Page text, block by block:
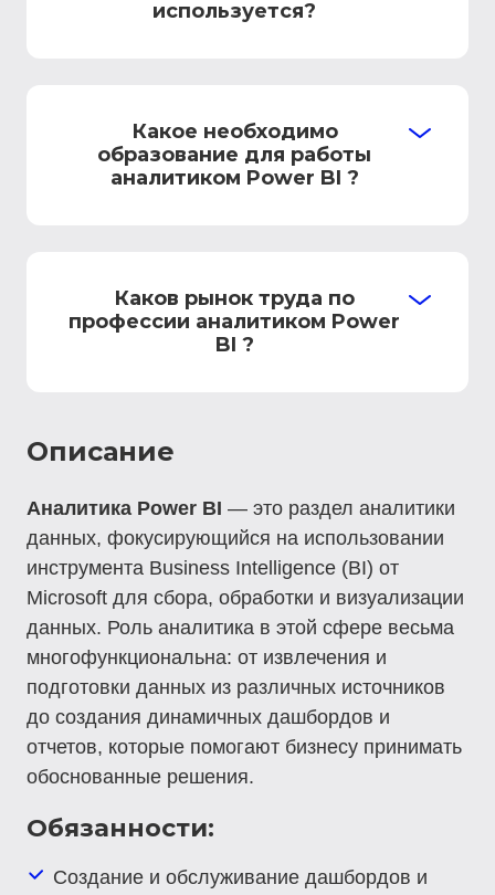
используется?
Какое необходимо
образование для работы
аналитиком Power BI ?
Каков рынок труда по
профессии аналитиком Power
BI ?
Описание
Аналитика Power BI — это раздел аналитики
данных, фокусирующийся на использовании
инструмента Business Intelligence (BI) от
Microsoft для сбора, обработки и визуализации
данных. Роль аналитика в этой сфере весьма
многофункциональна: от извлечения и
подготовки данных из различных источников
до создания динамичных дашбордов и
отчетов, которые помогают бизнесу принимать
обоснованные решения.
Обязанности:
Создание и обслуживание дашбордов и